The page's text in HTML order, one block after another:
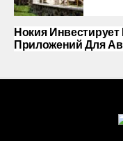
Нокия
Приложений Для